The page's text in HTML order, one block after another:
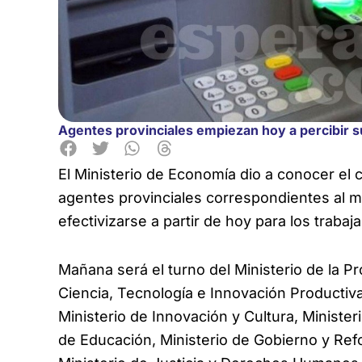
Agentes provinciales empiezan hoy a percibir
El Ministerio de Economía dio a conocer
agentes provinciales correspondientes al
efectivizarse a partir de hoy para los
Mañana será el turno del Ministerio de la
Ciencia, Tecnología e Innovación
Ministerio de Innovación y Cultura,
de Educación, Ministerio de Gobierno y